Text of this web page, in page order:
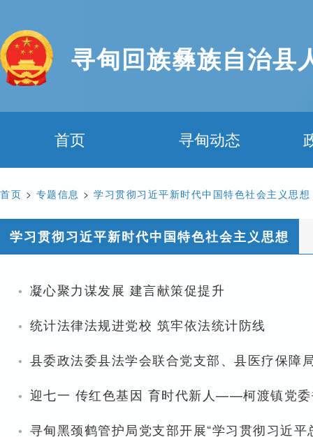
寻甸回族彝族自治县
首页 寻甸动态
首页 > 专题信息 > 学习贯彻习近平新时代中国特色社会主义思想
学习贯彻习近平新时代中国特色社会主义思想
· 凝心聚力谋发展 建言献策促提升
· 统计法律法规进党校 筑牢依法统计防线
· 县委政法委县法学会联合党支部、县医疗保障
· 迎七一 传红色基因 育时代新人——柯渡镇党
· 寻甸黑颈鹤管护局党支部开展“学习贯彻习近